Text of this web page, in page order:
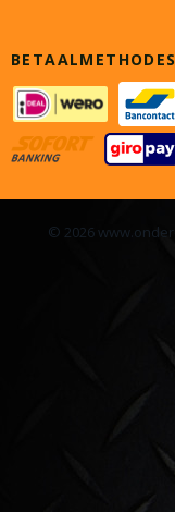
BETAALMETHODES
© 2026